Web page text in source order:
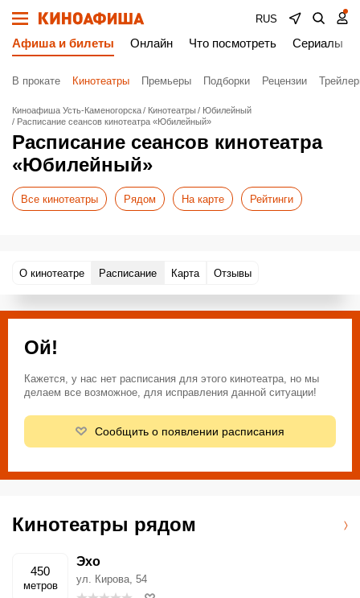
RUS
Афиша и билеты Онлайн Что посмотреть Сериалы
В прокате Кинотеатры Премьеры Подборки Рецензии
Киноафиша Усть-Каменогорска Кинотеатры
Юбилейный
Расписание сеансов кинотеатра «Юбилейный»
Расписание сеансов кинотеатра
«Юбилейный»
Все кинотеатры Рядом На карте Рейтинги
О кинотеатре Расписание Карта Отзывы
Ой!
Кажется, у нас нет расписания для этого кинотеатра, но мы
делаем все возможное, для исправления данной ситуации!
Сообщить о появлении расписания
Кинотеатры рядом
450
метров
Эхо
ул. Кирова, 54